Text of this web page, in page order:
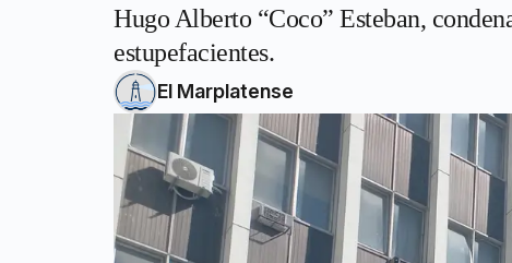
Hugo Alberto “Coco” Esteban,
estupefacientes.
El Marplatense